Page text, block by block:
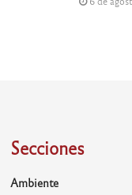
Secciones
Ambiente